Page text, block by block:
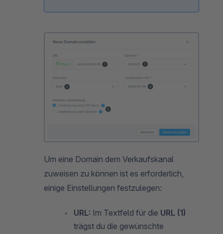
Um eine Domain dem Verkaufskanal
zuweisen zu können ist es erforderlich,
einige Einstellungen festzulegen:
URL: Im Textfeld für die URL (1)
trägst du die gewünschte